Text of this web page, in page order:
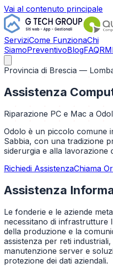
Vai al contenuto principale
ServiziCome FunzionaChi
SiamoPreventivoBlogFAQ
Provincia di Brescia —
Assistenza
Riparazione PC e Mac a
Odolo è un piccolo comune
Sabbia, con una tradizione
siderurgia e alla lavorazione
Richiedi AssistenzaChiama
Assistenza
Le fonderie e le aziende
necessitano di infrastrutture
della produzione e la
assistenza per reti
manutenzione server e
protezione dei dati aziendali.